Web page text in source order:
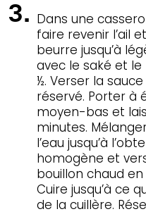
Dans une
faire revenir l’ail
beurre jusqu’à
avec le saké et le
½. Verser la
réservé. Porter à
moyen-bas et
minutes.
l’eau jusqu’à
homogène et
bouillon chaud
Cuire jusqu’à ce
de la cuillère.